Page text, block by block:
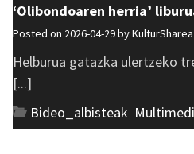
‘Olibondoaren herria’
Posted on 2026-04-29 byKulturSharea
Helburua gatazka ulertzeko
[...]
Bideo_albisteak